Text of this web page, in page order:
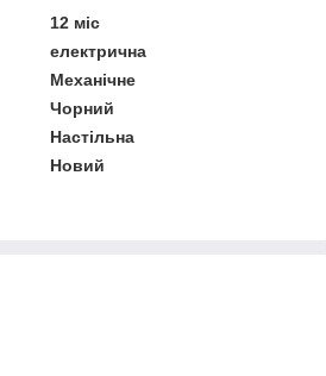
12 міс
електрична
Механічне
Чорний
Настільна
Новий